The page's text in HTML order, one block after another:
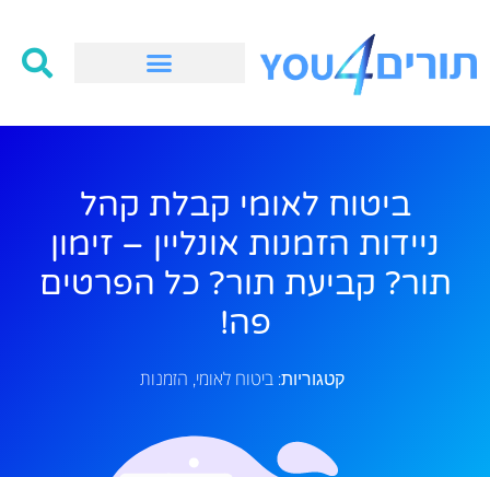
ביטוח לאומי קבלת קהל
ניידות הזמנות אונליין – זימון
תור? קביעת תור? כל הפרטים
פה!
קטגוריות: ביטוח לאומי, הזמנות